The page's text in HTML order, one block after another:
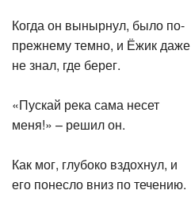
Когда он вынырнул, было по-
прежнему темно, и Ёжик даже
не знал, где берег.
«Пускай река сама несет
меня!» – решил он.
Как мог, глубоко вздохнул, и
его понесло вниз по течению.